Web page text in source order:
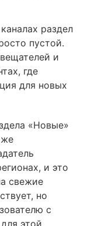
раздел
пустой.
и
где
для новых
«Новые»
же
и это
свежие
но
с